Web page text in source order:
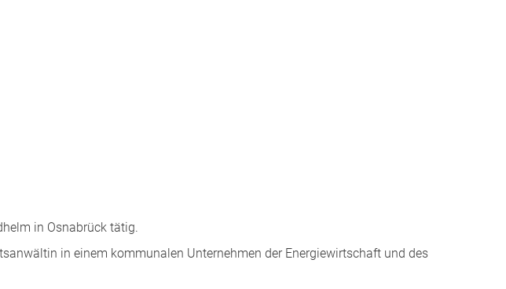
in Osnabrück tätig.
in einem kommunalen Unternehmen der Energiewirtschaft und des